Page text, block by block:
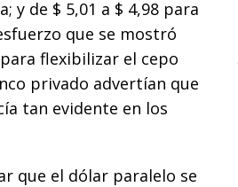
y de $ 5,01 a $ 4,98 para
que se mostró
flexibilizar el cepo
privado advertían que
tan evidente en los
que el dólar paralelo se